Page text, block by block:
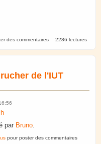
hiver 2020-2021.
des commentaires 2286 lectures
de l'IUT
par Bruno.
de l'IUT d'Illkirch sous la neige.
pour poster des commentaires